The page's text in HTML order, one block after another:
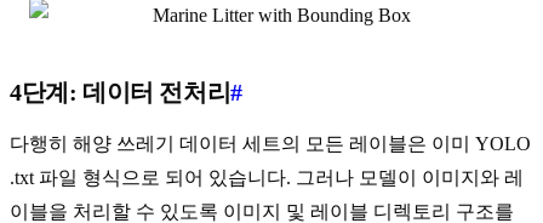
4단계: 데이터 전처리#
다행히 해양 쓰레기 데이터 세트의 모든 레이블은 이미 YOLO
.txt 파일 형식으로 되어 있습니다. 그러나 모델이 이미지와 레
이블을 처리할 수 있도록 이미지 및 레이블 디렉토리 구조를